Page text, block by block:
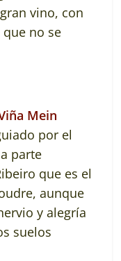
vino, con
no se
Mein
por el
parte
que es el
aunque
y alegría
suelos